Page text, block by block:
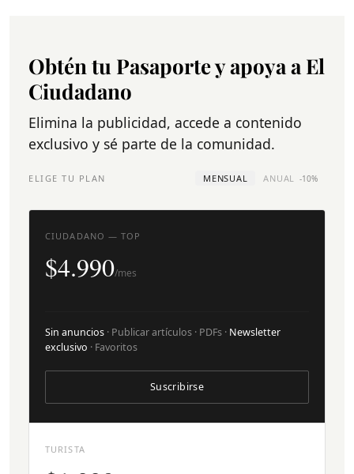
Obtén tu Pasaporte y apoya a El
Ciudadano
Elimina la publicidad, accede a contenido
exclusivo y sé parte de la comunidad.
ELIGE TU PLAN MENSUAL ANUAL -10%
TURISTA
CIUDADANO — TOP
$4.990/mes
Sin anuncios · Publicar artículos · PDFs · Newsletter
exclusivo · Favoritos
Suscribirse